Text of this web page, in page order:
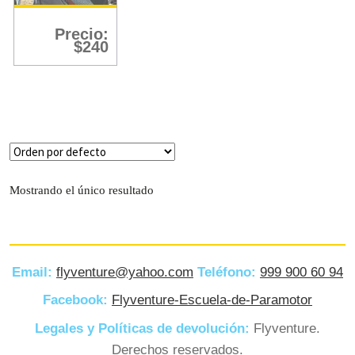
Precio:
$240
Mostrando el único resultado
Email: flyventure@yahoo.com Teléfono: 999 900 60 94
Facebook: Flyventure-Escuela-de-Paramotor
Legales y Políticas de devolución: Flyventure.
Derechos reservados.